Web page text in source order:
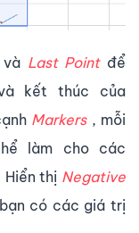
Last Pointđể
kết thúc của
Markers, mỗi
làm cho các
thị Negative
có các giá trị